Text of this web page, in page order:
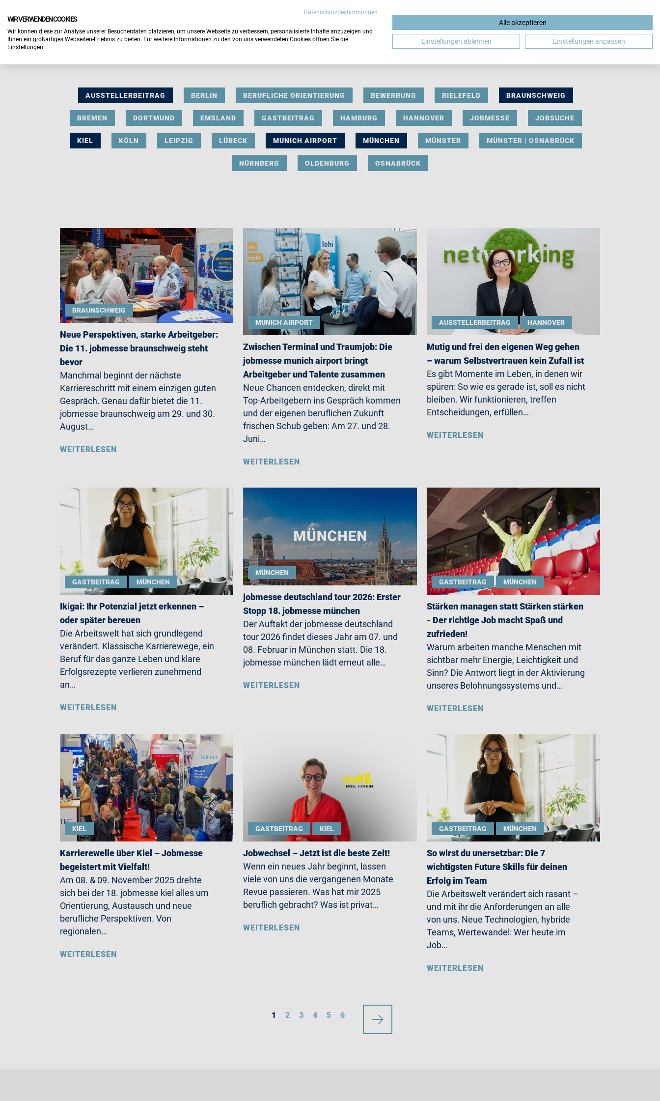
DE
AUSSTELLERBEITRAG BERLIN BERUFLICHE ORIENTIERUNG BEWERBUNG BIELEFELD BRAUNSCHWEIG
BREMEN DORTMUND EMSLAND GASTBEITRAG HAMBURG HANNOVER JOBMESSE JOBSUCHE
KIEL KÖLN LEIPZIG LÜBECK MUNICH AIRPORT MÜNCHEN MÜNSTER MÜNSTER | OSNABRÜCK
NÜRNBERG OLDENBURG OSNABRÜCK
BRAUNSCHWEIG
Neue Perspektiven, starke Arbeitgeber:
Die 11. jobmesse braunschweig steht
bevor
Manchmal beginnt der nächste
Karriereschritt mit einem einzigen guten
Gespräch. Genau dafür bietet die 11.
jobmesse braunschweig am 29. und 30.
August…
WEITERLESEN
MUNICH AIRPORT
Zwischen Terminal und Traumjob: Die
jobmesse munich airport bringt
Arbeitgeber und Talente zusammen
Neue Chancen entdecken, direkt mit
Top-Arbeitgebern ins Gespräch kommen
und der eigenen beruflichen Zukunft
frischen Schub geben: Am 27. und 28.
Juni…
WEITERLESEN
AUSSTELLERBEITRAG HANNOVER
Mutig und frei den eigenen Weg gehen
– warum Selbstvertrauen kein Zufall ist
Es gibt Momente im Leben, in denen wir
spüren: So wie es gerade ist, soll es nicht
bleiben. Wir funktionieren, treffen
Entscheidungen, erfüllen…
WEITERLESEN
GASTBEITRAG MÜNCHEN
Ikigai: Ihr Potenzial jetzt erkennen –
oder später bereuen
Die Arbeitswelt hat sich grundlegend
verändert. Klassische Karrierewege, ein
Beruf für das ganze Leben und klare
Erfolgsrezepte verlieren zunehmend
an…
WEITERLESEN
MÜNCHEN
jobmesse deutschland tour 2026: Erster
Stopp 18. jobmesse münchen
Der Auftakt der jobmesse deutschland
tour 2026 findet dieses Jahr am 07. und
08. Februar in München statt. Die 18.
jobmesse münchen lädt erneut alle…
WEITERLESEN
GASTBEITRAG MÜNCHEN
Stärken managen statt Stärken stärken
- Der richtige Job macht Spaß und
zufrieden!
Warum arbeiten manche Menschen mit
sichtbar mehr Energie, Leichtigkeit und
Sinn? Die Antwort liegt in der Aktivierung
unseres Belohnungssystems und…
WEITERLESEN
KIEL
Karrierewelle über Kiel – Jobmesse
begeistert mit Vielfalt!
Am 08. & 09. November 2025 drehte
sich bei der 18. jobmesse kiel alles um
Orientierung, Austausch und neue
berufliche Perspektiven. Von
regionalen…
WEITERLESEN
GASTBEITRAG KIEL
Jobwechsel – Jetzt ist die beste Zeit!
Wenn ein neues Jahr beginnt, lassen
viele von uns die vergangenen Monate
Revue passieren. Was hat mir 2025
beruflich gebracht? Was ist privat…
WEITERLESEN
GASTBEITRAG MÜNCHEN
So wirst du unersetzbar: Die 7
wichtigsten Future Skills für deinen
Erfolg im Team
Die Arbeitswelt verändert sich rasant –
und mit ihr die Anforderungen an alle
von uns. Neue Technologien, hybride
Teams, Wertewandel: Wer heute im
Job…
WEITERLESEN
1 2 3 4 5 6
Datenschutzbestimmungen
WIR VERWENDEN COOKIES
Wir können diese zur Analyse unserer Besucherdaten platzieren, um unsere Webseite zu verbessern, personalisierte Inhalte anzuzeigen und
Ihnen ein großartiges Webseiten-Erlebnis zu bieten. Für weitere Informationen zu den von uns verwendeten Cookies öffnen Sie die
Einstellungen.
Alle akzeptieren
Einstellungen ablehnen Einstellungen anpassen